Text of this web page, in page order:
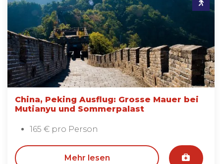
China, Peking Ausflug: Grosse Mauer bei
Mutianyu und Sommerpalast
165 € pro Person
Mehr lesen